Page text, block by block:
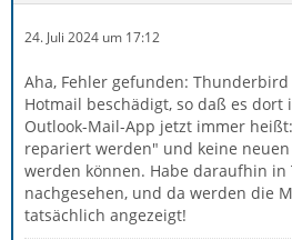
24. Juli 2024 um 17:12
Aha, Fehler gefunden:
Hotmail beschädigt, so daß es
Outlook-Mail-App jetzt immer
repariert werden" und keine
werden können. Habe daraufhin
nachgesehen, und da werden die
tatsächlich angezeigt!